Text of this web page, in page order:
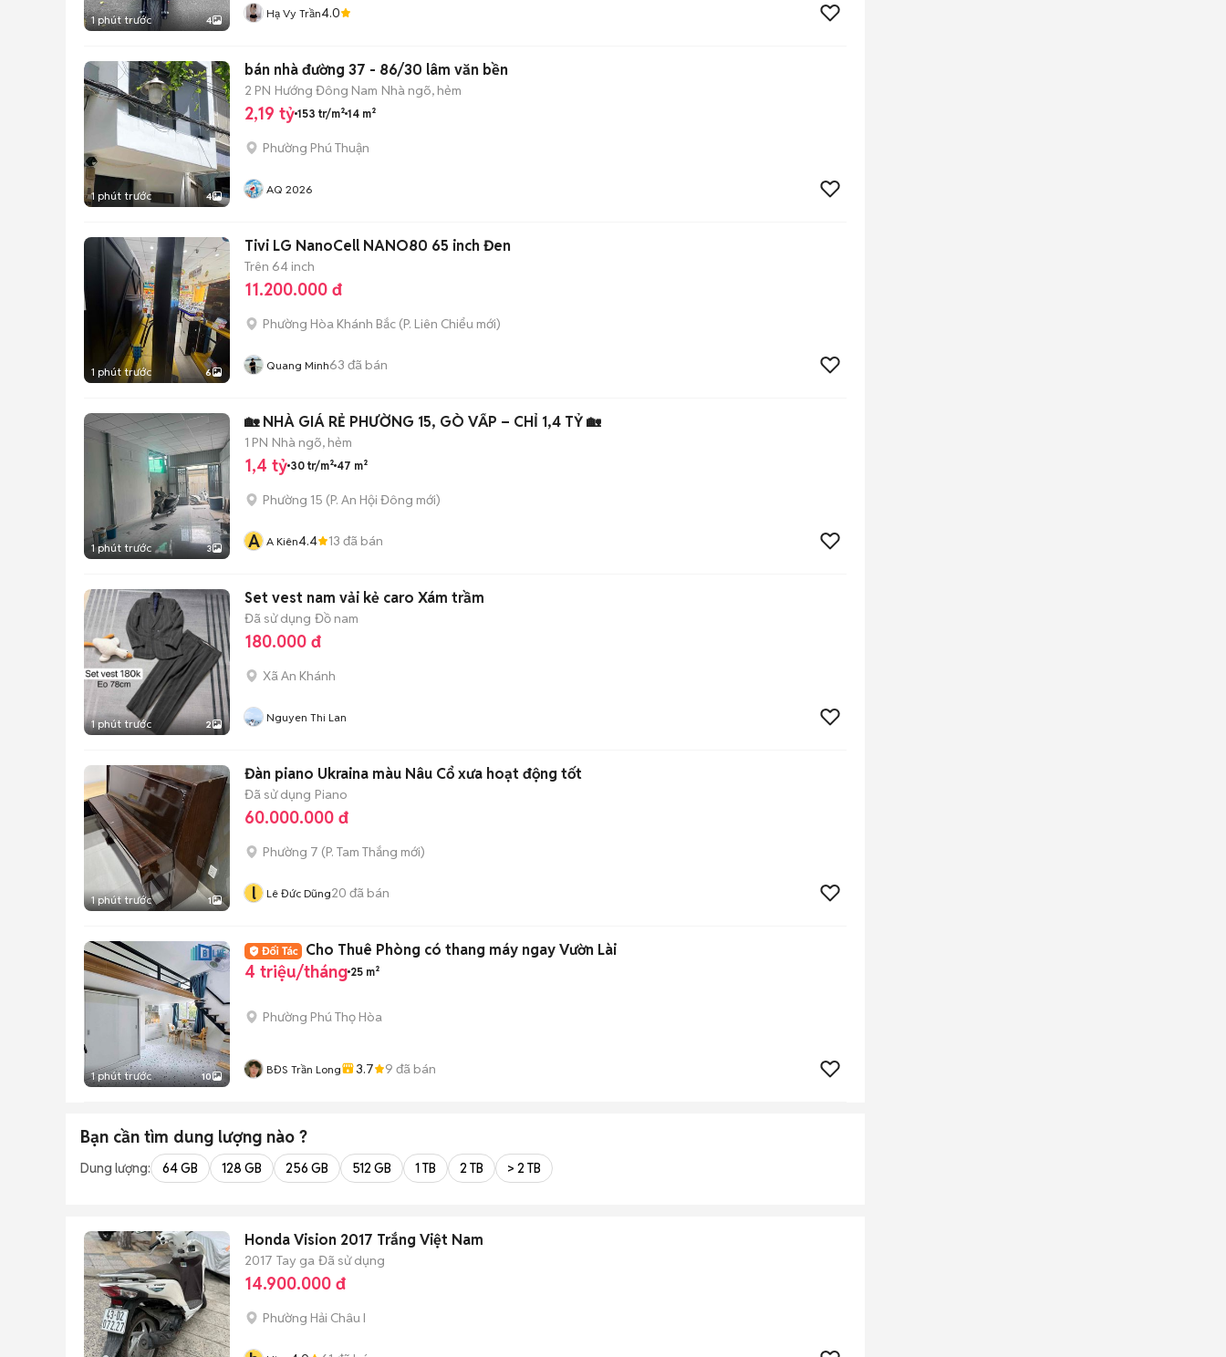
1 phút trước 4 Hạ Vy Trần4.0
1 phút trước 4
bán nhà đường 37 - 86/30 lâm văn bền
2 PN Hướng Đông Nam Nhà ngõ, hẻm
2,19 tỷ 153 tr/m² 14 m²
Phường Phú Thuận
AQ 2026
1 phút trước 6
Tivi LG NanoCell NANO80 65 inch Đen
Trên 64 inch
11.200.000 đ
Phường Hòa Khánh Bắc (P. Liên Chiểu mới)
Quang Minh63 đã bán
1 phút trước 3
🏡 NHÀ GIÁ RẺ PHƯỜNG 15, GÒ VẤP – CHỈ 1,4 TỶ 🏡
1 PN Nhà ngõ, hẻm
1,4 tỷ 30 tr/m² 47 m²
Phường 15 (P. An Hội Đông mới)
A A Kiên4.4 13 đã bán
1 phút trước 2
Set vest nam vải kẻ caro Xám trầm
Đã sử dụng Đồ nam
180.000 đ
Xã An Khánh
Nguyen Thi Lan
1 phút trước 1
Đàn piano Ukraina màu Nâu Cổ xưa hoạt động tốt
Đã sử dụng Piano
60.000.000 đ
Phường 7 (P. Tam Thắng mới)
l Lê Đức Dũng20 đã bán
1 phút trước 10
Cho Thuê Phòng có thang máy ngay Vườn Lài
4 triệu/tháng 25 m²
Phường Phú Thọ Hòa
BĐS Trần Long 3.7 9 đã bán
Bạn cần tìm dung lượng nào ?
Dung lượng: 64 GB 128 GB 256 GB 512 GB 1 TB 2 TB > 2 TB
Honda Vision 2017 Trắng Việt Nam
2017 Tay ga Đã sử dụng
14.900.000 đ
Phường Hải Châu I